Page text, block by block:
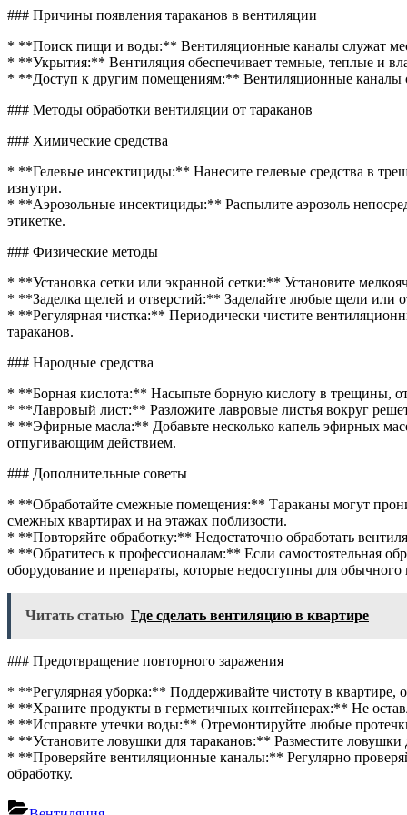
в
### Причины появления тараканов в вентиляции
* **Поиск пищи и воды:** Вентиляционные каналы служат
* **Укрытия:** Вентиляция обеспечивает темные, теплые и
* **Доступ к другим помещениям:** Вентиляционные каналы
### Методы обработки вентиляции от тараканов
### Химические средства
* **Гелевые инсектициды:** Нанесите гелевые средства в
изнутри.
* **Аэрозольные инсектициды:** Распылите аэрозоль
этикетке.
### Физические методы
* **Установка сетки или экранной сетки:** Установите
* **Заделка щелей и отверстий:** Заделайте любые щели или
* **Регулярная чистка:** Периодически чистите
тараканов.
### Народные средства
* **Борная кислота:** Насыпьте борную кислоту в трещины,
* **Лавровый лист:** Разложите лавровые листья вокруг
* **Эфирные масла:** Добавьте несколько капель эфирных
отпугивающим действием.
### Дополнительные советы
* **Обработайте смежные помещения:** Тараканы могут
смежных квартирах и на этажах поблизости.
* **Повторяйте обработку:** Недостаточно обработать
* **Обратитесь к профессионалам:** Если самостоятельная
оборудование и препараты, которые недоступны для обычного
Читать статью Где сделать вентиляцию в квартире
### Предотвращение повторного заражения
* **Регулярная уборка:** Поддерживайте чистоту в
* **Храните продукты в герметичных контейнерах:** Не
* **Исправьте утечки воды:** Отремонтируйте любые
* **Установите ловушки для тараканов:** Разместите ловушки
* **Проверяйте вентиляционные каналы:** Регулярно
обработку.